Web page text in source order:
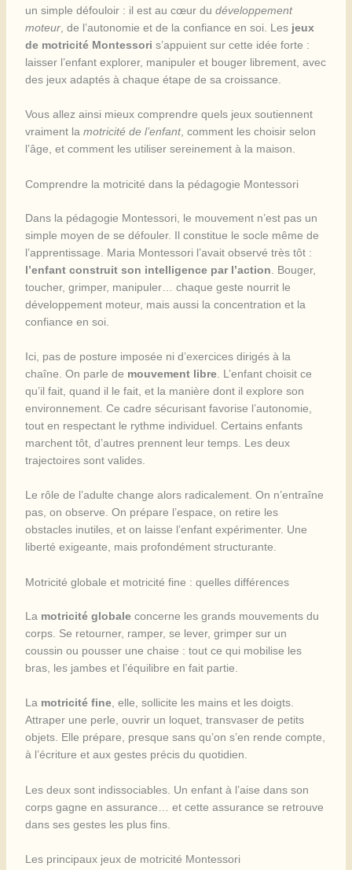
un simple défouloir : il est au cœur du développement
moteur, de l’autonomie et de la confiance en soi. Les jeux
de motricité Montessori s’appuient sur cette idée forte :
laisser l’enfant explorer, manipuler et bouger librement, avec
des jeux adaptés à chaque étape de sa croissance.
Vous allez ainsi mieux comprendre quels jeux soutiennent
vraiment la motricité de l’enfant, comment les choisir selon
l’âge, et comment les utiliser sereinement à la maison.
Comprendre la motricité dans la pédagogie Montessori
Dans la pédagogie Montessori, le mouvement n’est pas un
simple moyen de se défouler. Il constitue le socle même de
l’apprentissage. Maria Montessori l’avait observé très tôt :
l’enfant construit son intelligence par l’action . Bouger,
toucher, grimper, manipuler… chaque geste nourrit le
développement moteur, mais aussi la concentration et la
confiance en soi.
Ici, pas de posture imposée ni d’exercices dirigés à la
chaîne. On parle de mouvement libre. L’enfant choisit ce
qu’il fait, quand il le fait, et la manière dont il explore son
environnement. Ce cadre sécurisant favorise l’autonomie,
tout en respectant le rythme individuel. Certains enfants
marchent tôt, d’autres prennent leur temps. Les deux
trajectoires sont valides.
Le rôle de l’adulte change alors radicalement. On n’entraîne
pas, on observe. On prépare l’espace, on retire les
obstacles inutiles, et on laisse l’enfant expérimenter. Une
liberté exigeante, mais profondément structurante.
Motricité globale et motricité fine : quelles différences
La motricité globaleconcerne les grands mouvements du
corps. Se retourner, ramper, se lever, grimper sur un
coussin ou pousser une chaise : tout ce qui mobilise les
bras, les jambes et l’équilibre en fait partie.
La motricité fine, elle, sollicite les mains et les doigts.
Attraper une perle, ouvrir un loquet, transvaser de petits
objets. Elle prépare, presque sans qu’on s’en rende compte,
à l’écriture et aux gestes précis du quotidien.
Les deux sont indissociables. Un enfant à l’aise dans son
corps gagne en assurance… et cette assurance se retrouve
dans ses gestes les plus fins.
Les principaux jeux de motricité Montessori